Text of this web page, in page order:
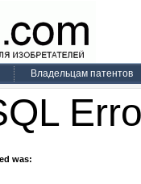
Владельцам патентов
was: